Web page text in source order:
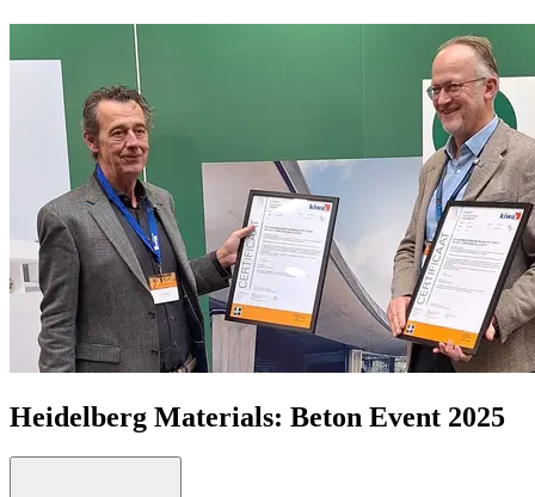
Heidelberg Materials: Beton Event 2025